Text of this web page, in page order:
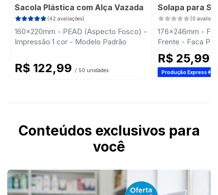
Sacola Plástica com Alça Vazada
(42 avaliações)
160x220mm - PEAD (Aspecto Fosco) -
Impressão 1 cor - Modelo Padrão
R$ 122,99 / 50 unidades
Solapa para
(0
176x246mm -
Frente - Faca
R$ 25,99
Produção Express
Conteúdos exclusivos para
você